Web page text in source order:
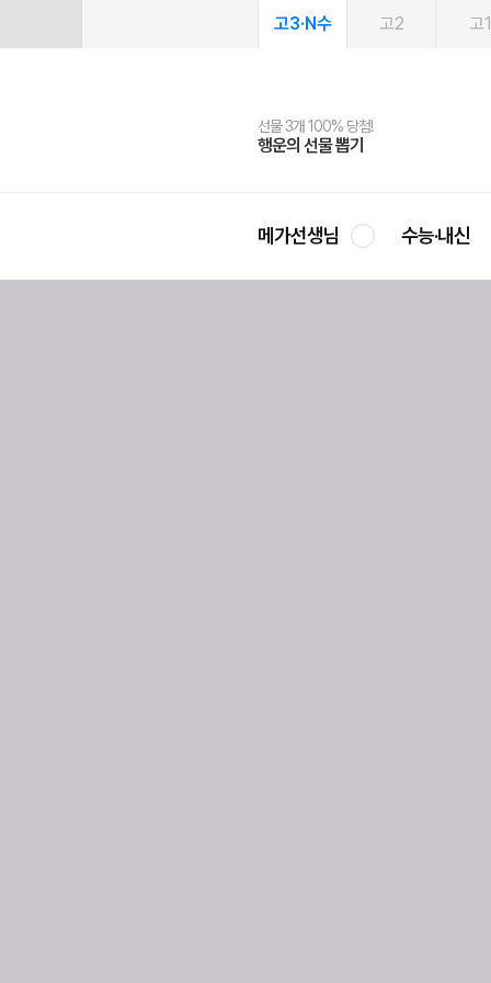
고3·N수 고2 고1
선물 3개 100% 당첨!
행운의 선물 뽑기
선물 100% 증정!
메가스터디 X 올리브
여름방학 스터디 캐시백
메가런 썸머스쿨
2027 러셀 단과
강사 공개선발
스마트러닝앱
설문 EVENT
메가패스
3일 무료 체험권
메가패스 수강생 무료혜택!
메가클럽 멤버십
사회공헌 캠페인
희망이룸 메가나눔
메가선생님 수능·내신